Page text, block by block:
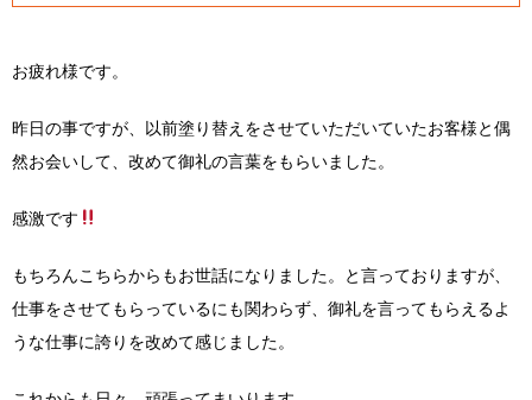
お疲れ様です。
昨日の事ですが、以前塗り替えをさせていただいていたお客様と偶
然お会いして、改めて御礼の言葉をもらいました。
感激です
もちろんこちらからもお世話になりました。と言っておりますが、
仕事をさせてもらっているにも関わらず、御礼を言ってもらえるよ
うな仕事に誇りを改めて感じました。